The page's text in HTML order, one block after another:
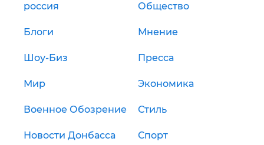
россия Общество
Блоги Мнение
Шоу-Биз Пресса
Мир Экономика
Военное Обозрение Стиль
Новости Донбасса Спорт